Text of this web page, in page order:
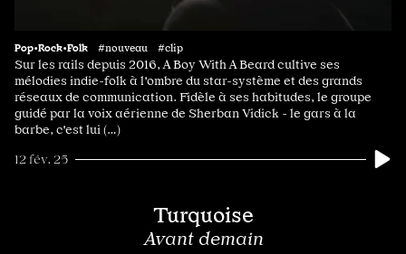
Pop•Rock•Folk #nouveau #clip
Sur les rails depuis 2016, A Boy With A Beard cultive ses
mélodies indie-folk à l'ombre du star-système et des grands
réseaux de communication. Fidèle à ses habitudes, le groupe
guidé par la voix aérienne de Sherban Vidick - le gars à la
barbe, c'est lui (…)
12 fév. 25
Turquoise
Avant demain